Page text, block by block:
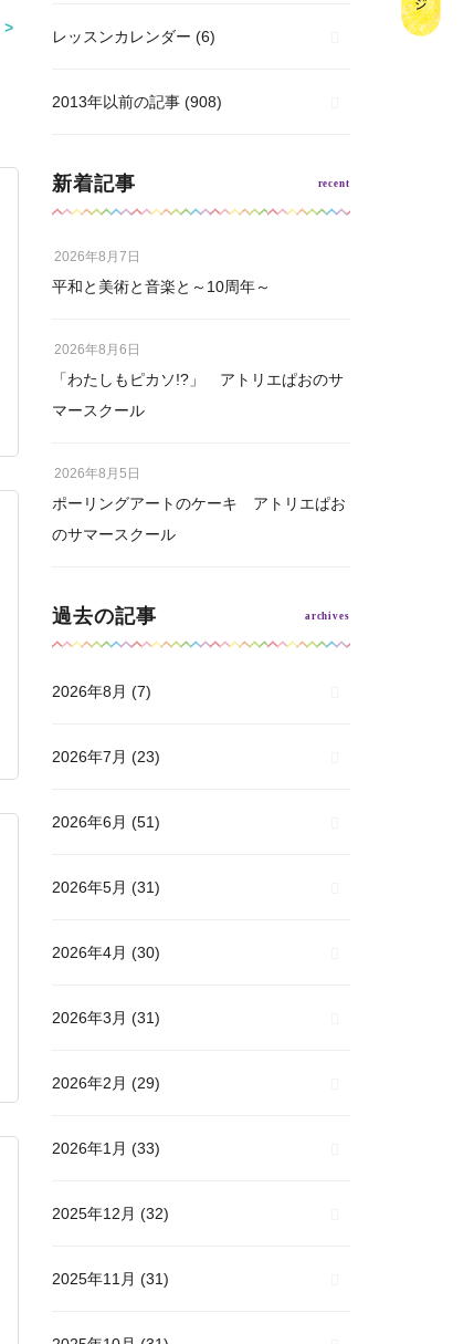
レッスンカレンダー (6)
2013年以前の記事 (908)
新着記事
平和と美術と音楽と～10周年～
2026年8月7日
「わたしもピカソ!?」 アトリエぱおのサ
マースクール
2026年8月6日
ポーリングアートのケーキ アトリエぱお
のサマースクール
2026年8月5日
過去の記事
2026年8月 (7)
2026年7月 (23)
2026年6月 (51)
2026年5月 (31)
2026年4月 (30)
2026年3月 (31)
2026年2月 (29)
2026年1月 (33)
2025年12月 (32)
2025年11月 (31)